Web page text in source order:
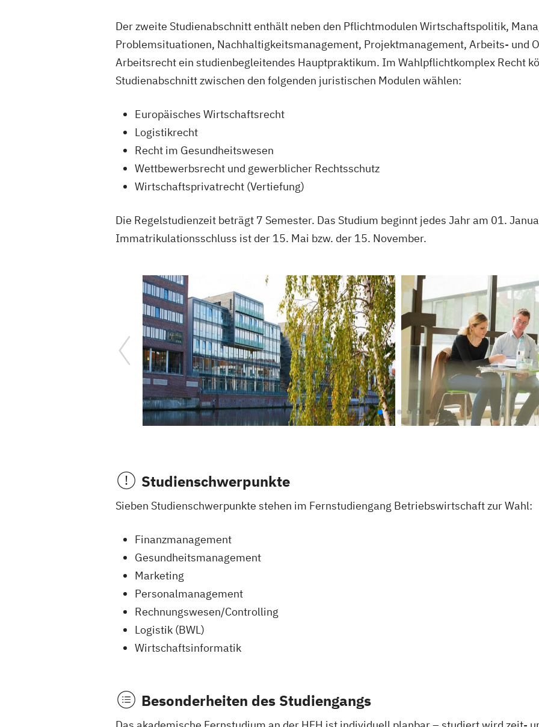
Der zweite Studienabschnitt enthält neben den Pflichtmodulen Wirtschaftspolitik,
Problemsituationen, Nachhaltigkeitsmanagement, Projektmanagement, Arbeits- und
Arbeitsrecht ein studienbegleitendes Hauptpraktikum. Im Wahlpflichtkomplex Recht
Studienabschnitt zwischen den folgenden juristischen Modulen wählen:
Europäisches Wirtschaftsrecht
Logistikrecht
Recht im Gesundheitswesen
Wettbewerbsrecht und gewerblicher Rechtsschutz
Wirtschaftsprivatrecht (Vertiefung)
Die Regelstudienzeit beträgt 7 Semester. Das Studium beginnt jedes Jahr am 01.
Immatrikulationsschluss ist der 15. Mai bzw. der 15. November.
Studienschwerpunkte
Sieben Studienschwerpunkte stehen im Fernstudiengang Betriebswirtschaft zur Wahl:
Finanzmanagement
Gesundheitsmanagement
Marketing
Personalmanagement
Rechnungswesen/Controlling
Logistik (BWL)
Wirtschaftsinformatik
Besonderheiten des Studiengangs